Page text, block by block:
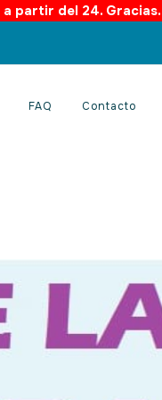
partir del 24. Gracias.
FAQ Contacto